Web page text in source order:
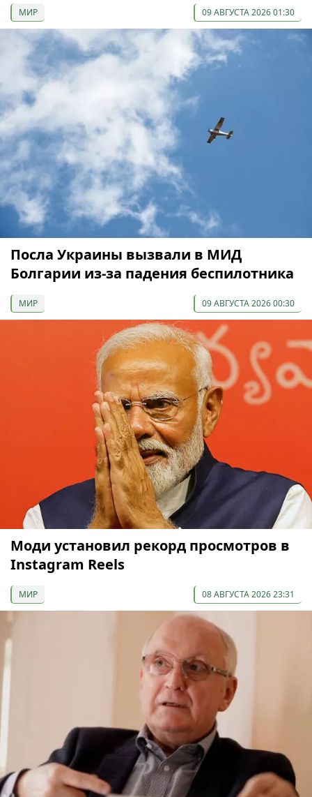
МИР 09 АВГУСТА 2026 01:30
Посла Украины вызвали в МИД
Болгарии из-за падения беспилотника
МИР 09 АВГУСТА 2026 00:30
Моди установил рекорд просмотров в
Instagram Reels
МИР 08 АВГУСТА 2026 23:31